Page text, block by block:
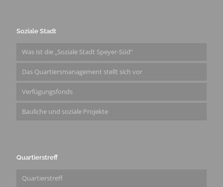
Soziale Stadt
Was ist die „Soziale Stadt Speyer-Süd“
Das Quartiersmanagement stellt sich vor
Verfügungsfonds
Bauliche und soziale Projekte
Quartierstreff
Quartierstreff